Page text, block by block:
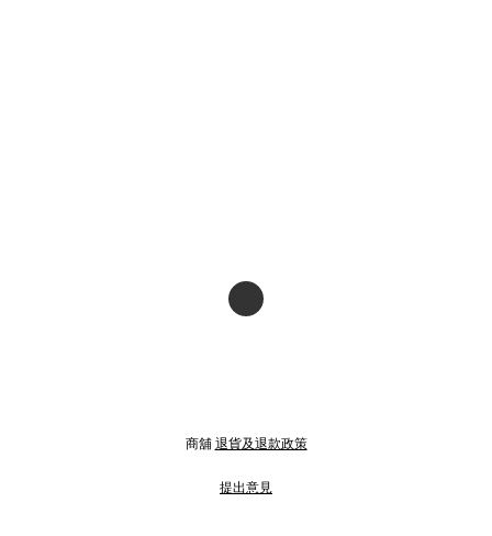
商舖 退貨及退款政策
提出意見